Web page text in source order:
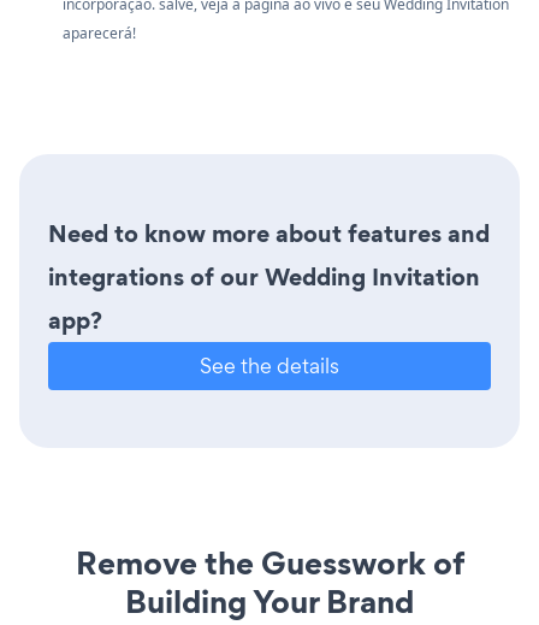
aparecerá!
Need to know more about features and
integrations of our Wedding Invitation
app?
See the details
Remove the Guesswork of
Building Your Brand